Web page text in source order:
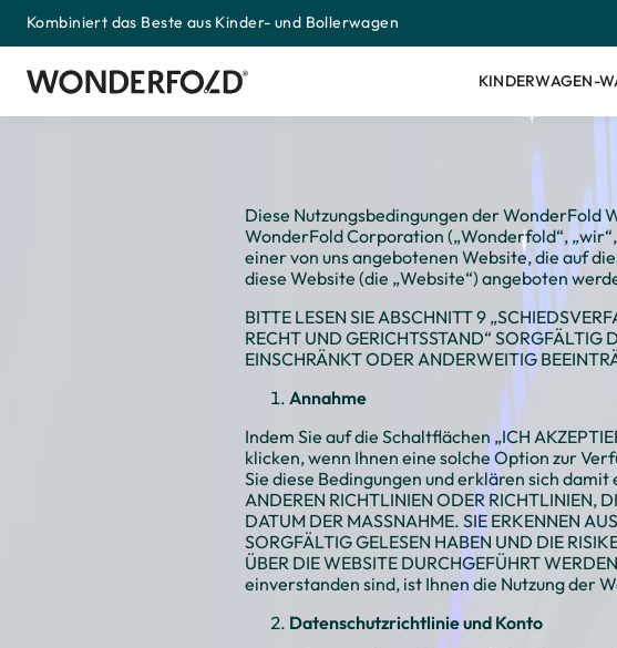
Zum
Inhalt
springen
Kombiniert das Beste aus Kinder- und Bollerwagen
KINDERWAGEN-
Diese Nutzungsbedingungen der WonderFold
WonderFold Corporation („Wonderfold“,
einer von uns angebotenen Website, die auf
diese Website (die „Website“) angeboten
BITTE LESEN SIE ABSCHNITT 9
RECHT UND GERICHTSSTAND“ SORGFÄLTIG
EINSCHRÄNKT ODER ANDERWEITIG
Annahme
Indem Sie auf die Schaltflächen „ICH
klicken, wenn Ihnen eine solche Option zur
Sie diese Bedingungen und erklären sich damit
ANDEREN RICHTLINIEN ODER RICHTLINIEN,
DATUM DER MASSNAHME. SIE ERKENNEN
SORGFÄLTIG GELESEN HABEN UND DIE
ÜBER DIE WEBSITE DURCHGEFÜHRT
einverstanden sind, ist Ihnen die Nutzung der
Datenschutzrichtlinie und Konto